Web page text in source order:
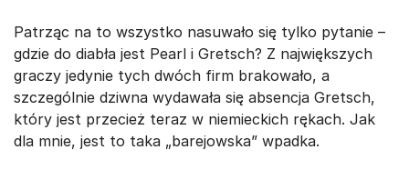
Patrząc na to wszystko nasuwało się tylko pytanie –
gdzie do diabła jest Pearl i Gretsch? Z największych
graczy jedynie tych dwóch firm brakowało, a
szczególnie dziwna wydawała się absencja Gretsch,
który jest przecież teraz w niemieckich rękach. Jak
dla mnie, jest to taka „barejowska” wpadka.